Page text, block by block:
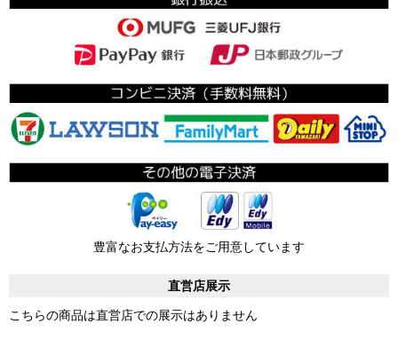
豊富なお支払方法をご用意しています
直営店展示
こちらの商品は直営店での展示はありません